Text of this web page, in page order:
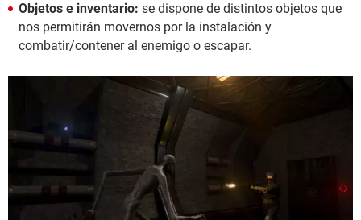
Objetos e inventario: se dispone de distintos objetos que
nos permitirán movernos por la instalación y
combatir/contener al enemigo o escapar.